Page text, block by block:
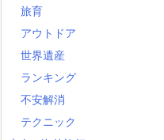
旅育
アウトドア
世界遺産
ランキング
不安解消
テクニック